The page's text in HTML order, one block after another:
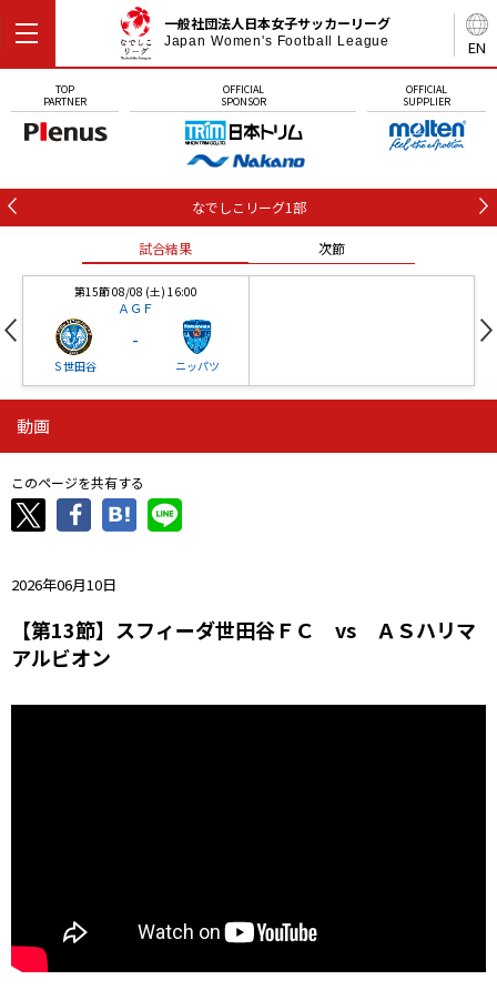
EN
一般社団法人日本女子サッカーリーグ
Japan Women's Football League
TOP
PARTNER
OFFICIAL
SPONSOR
OFFICIAL
SUPPLIER
なでしこリーグ1部
試合結果 次節
第15節 08/08 (土) 16:00
ＡＧＦ
Ｓ世田谷
-
ニッパツ
ニッパツ
ニッパツ
-
石人の星
動画
このページを共有する
2026年06月10日
【第13節】スフィーダ世田谷ＦＣ vs ＡＳハリマ
アルビオン